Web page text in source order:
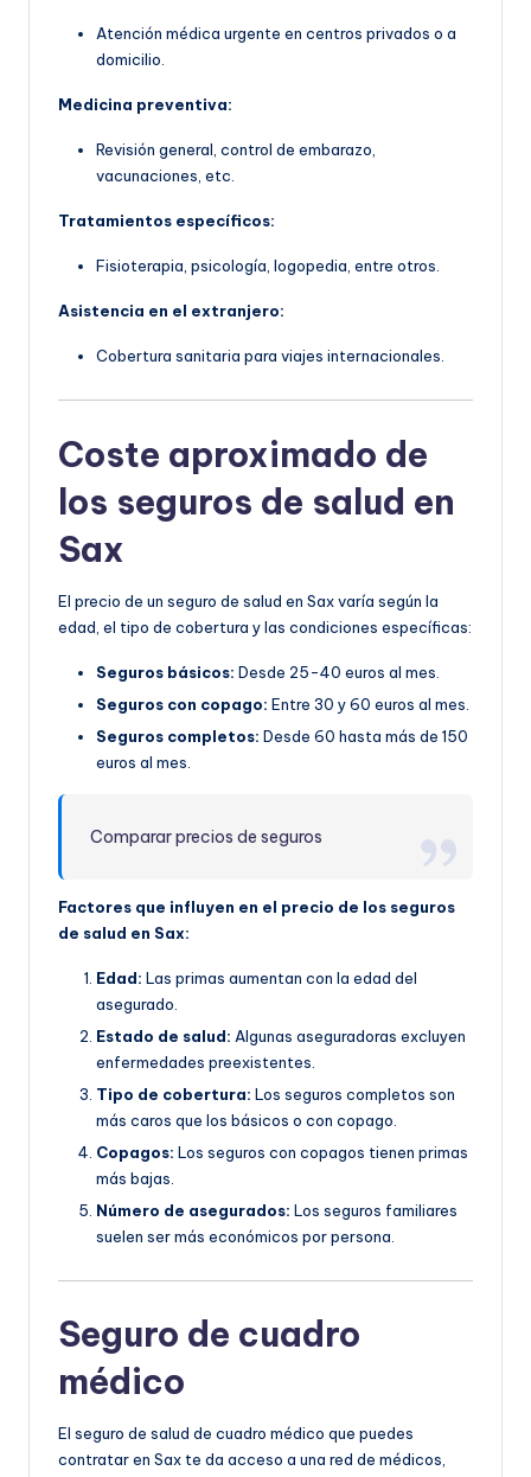
Atención médica urgente en centros privados o a
domicilio.
Medicina preventiva:
Revisión general, control de embarazo,
vacunaciones, etc.
Tratamientos específicos:
Fisioterapia, psicología, logopedia, entre otros.
Asistencia en el extranjero:
Cobertura sanitaria para viajes internacionales.
Coste aproximado de
los seguros de salud en
Sax
El precio de un seguro de salud en Sax varía según la
edad, el tipo de cobertura y las condiciones específicas:
Seguros básicos: Desde 25-40 euros al mes.
Seguros con copago: Entre 30 y 60 euros al mes.
Seguros completos: Desde 60 hasta más de 150
euros al mes.
Comparar precios de seguros
Factores que influyen en el precio de los seguros
de salud en Sax:
Edad: Las primas aumentan con la edad del
asegurado.
Estado de salud: Algunas aseguradoras excluyen
enfermedades preexistentes.
Tipo de cobertura: Los seguros completos son
más caros que los básicos o con copago.
Copagos: Los seguros con copagos tienen primas
más bajas.
Número de asegurados: Los seguros familiares
suelen ser más económicos por persona.
Seguro de cuadro
médico
El seguro de salud de cuadro médico que puedes
contratar en Sax te da acceso a una red de médicos,